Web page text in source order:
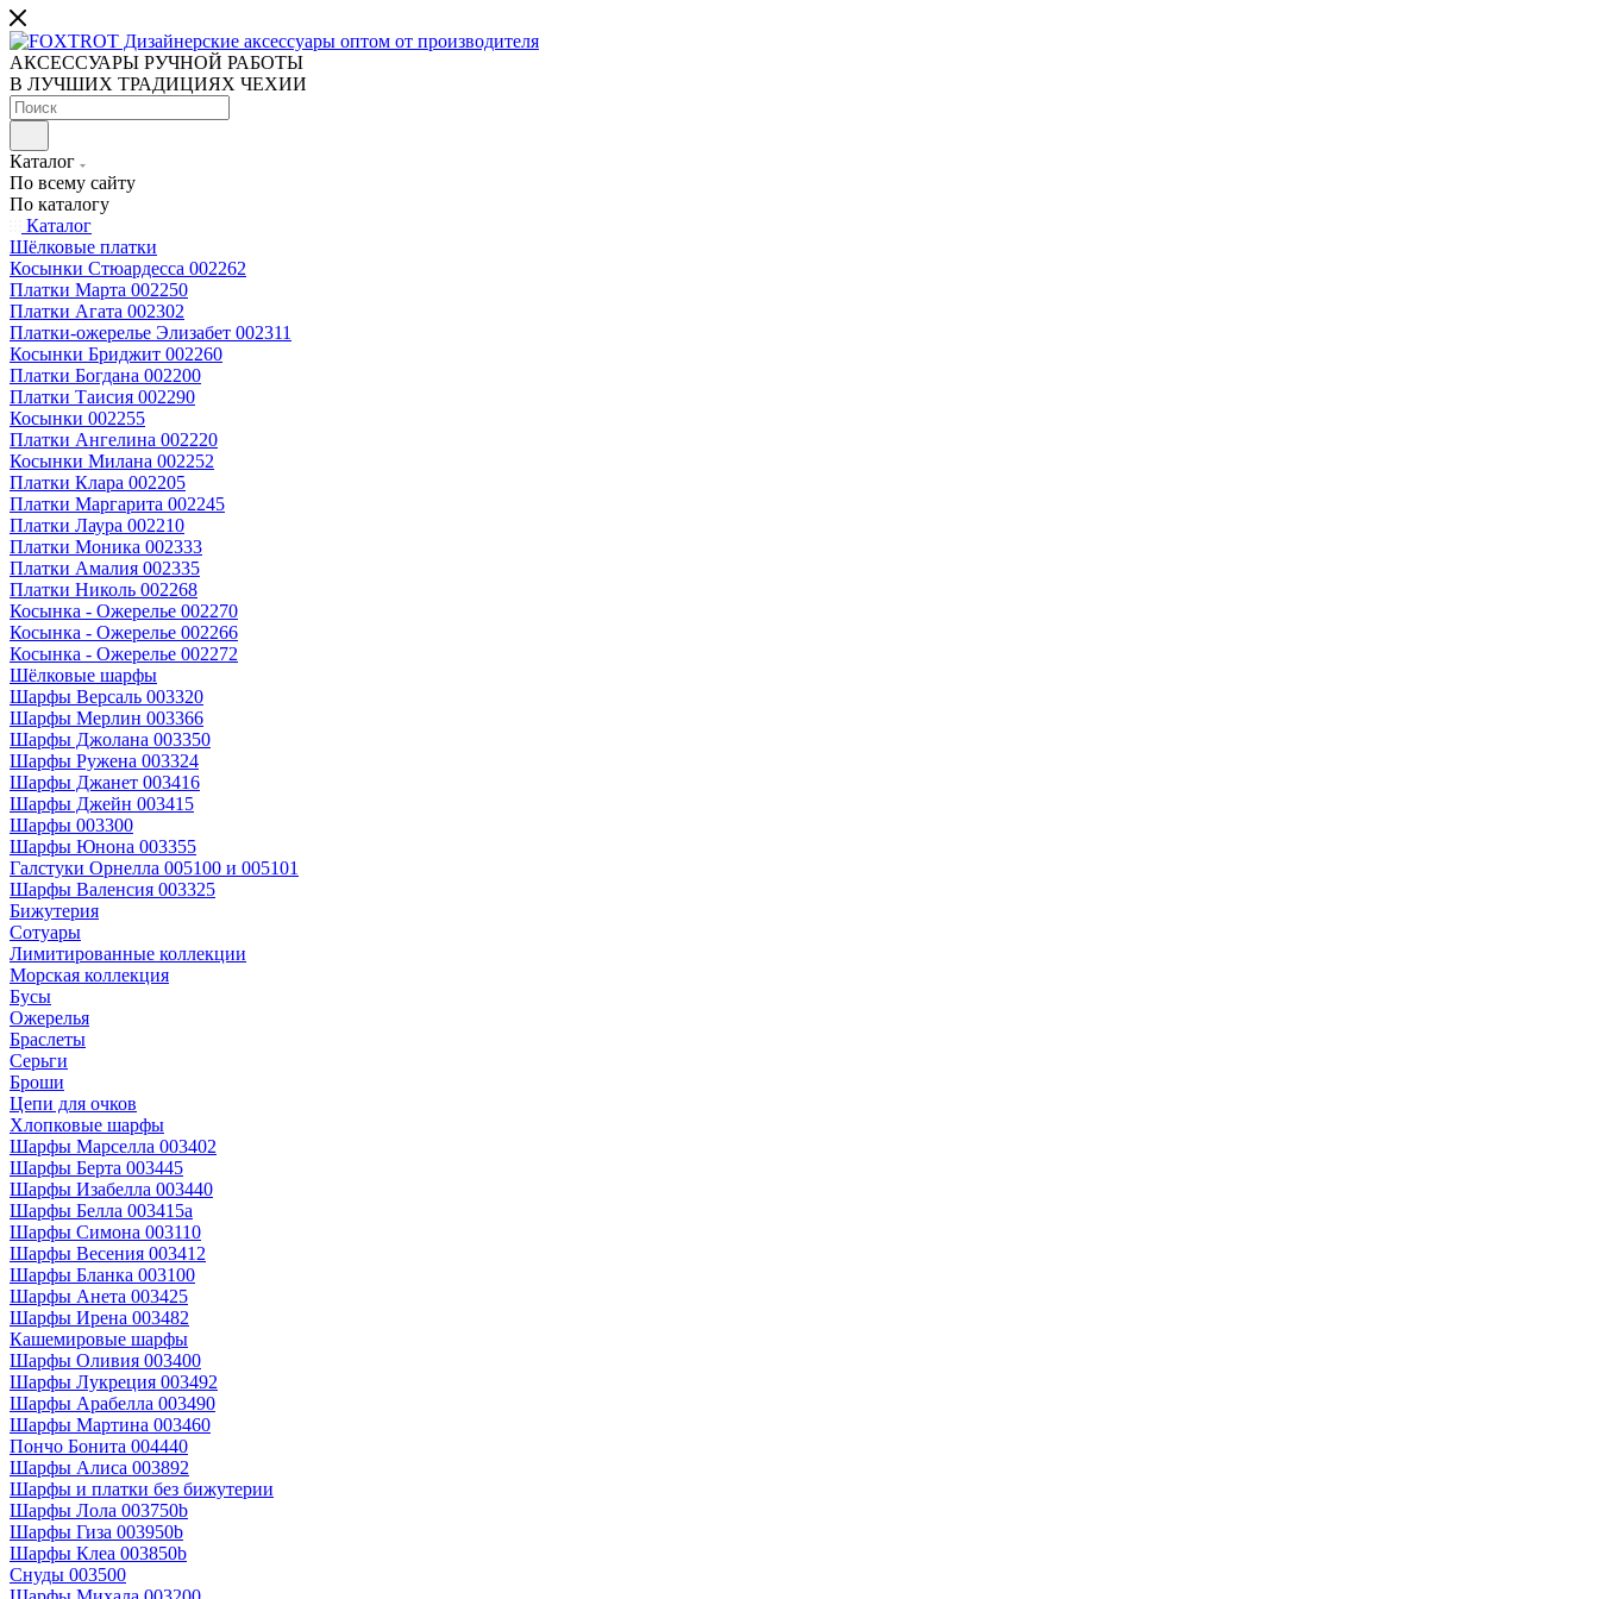
АКСЕССУАРЫ РУЧНОЙ РАБОТЫ
В ЛУЧШИХ ТРАДИЦИЯХ ЧЕХИИ
Каталог
По всему сайту
По каталогу
Каталог
Шёлковые платки
Косынки Стюардесса 002262
Платки Марта 002250
Платки Агата 002302
Платки-ожерелье Элизабет 002311
Косынки Бриджит 002260
Платки Богдана 002200
Платки Таисия 002290
Косынки 002255
Платки Ангелина 002220
Косынки Милана 002252
Платки Клара 002205
Платки Маргарита 002245
Платки Лаура 002210
Платки Моника 002333
Платки Амалия 002335
Платки Николь 002268
Косынка - Ожерелье 002270
Косынка - Ожерелье 002266
Косынка - Ожерелье 002272
Шёлковые шарфы
Шарфы Версаль 003320
Шарфы Мерлин 003366
Шарфы Джолана 003350
Шарфы Ружена 003324
Шарфы Джанет 003416
Шарфы Джейн 003415
Шарфы 003300
Шарфы Юнона 003355
Галстуки Орнелла 005100 и 005101
Шарфы Валенсия 003325
Бижутерия
Сотуары
Лимитированные коллекции
Морская коллекция
Бусы
Ожерелья
Браслеты
Серьги
Броши
Цепи для очков
Хлопковые шарфы
Шарфы Марселла 003402
Шарфы Берта 003445
Шарфы Изабелла 003440
Шарфы Белла 003415a
Шарфы Симона 003110
Шарфы Весения 003412
Шарфы Бланка 003100
Шарфы Анета 003425
Шарфы Ирена 003482
Кашемировые шарфы
Шарфы Оливия 003400
Шарфы Лукреция 003492
Шарфы Арабелла 003490
Шарфы Мартина 003460
Пончо Бонита 004440
Шарфы Алиса 003892
Шарфы и платки без бижутерии
Шарфы Лола 003750b
Шарфы Гиза 003950b
Шарфы Клеа 003850b
Снуды 003500